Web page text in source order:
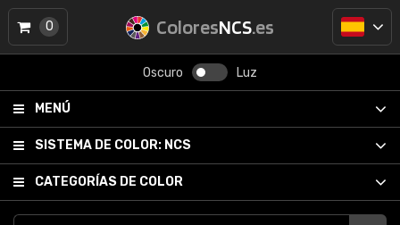
ColoresNCS.es
Oscuro Luz
MENÚ
SISTEMA DE COLOR: NCS
CATEGORÍAS DE COLOR
0